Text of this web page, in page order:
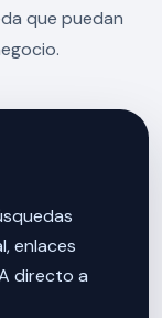
que puedan
enlaces
directo a